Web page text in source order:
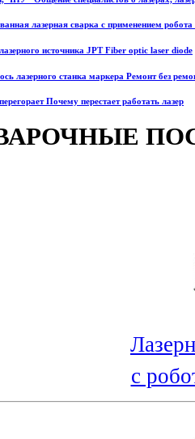
лазерная сварка с применением
источника JPT Fiber optic laser diode
лазерного станка маркера Ремонт без
Почему перестает работать лазер
с